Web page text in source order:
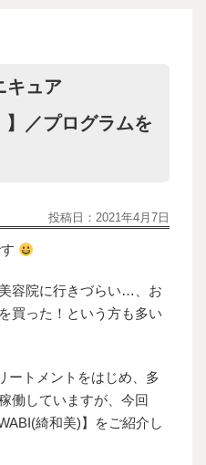
キュア
】／プログラムを
投稿日： 2021年4月7日
容院に行きづらい…、お
買った！という方も多い
ートメントをはじめ、多
働していますが、今回
綺和美)】をご紹介し